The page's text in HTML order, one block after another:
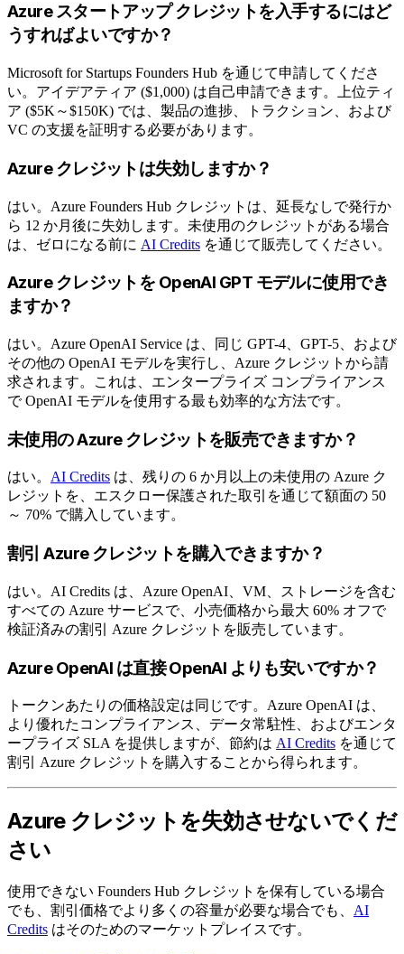
Azure スタートアップ クレジットを入手するにはど
うすればよいですか？
Microsoft for Startups Founders Hub を通じて申請してくださ
い。アイデアティア ($1,000) は自己申請できます。上位ティ
ア ($5K～$150K) では、製品の進捗、トラクション、および
VC の支援を証明する必要があります。
Azure クレジットは失効しますか？
はい。Azure Founders Hub クレジットは、延長なしで発行か
ら 12 か月後に失効します。未使用のクレジットがある場合
は、ゼロになる前に AI Credits を通じて販売してください。
Azure クレジットを OpenAI GPT モデルに使用でき
ますか？
はい。Azure OpenAI Service は、同じ GPT-4、GPT-5、および
その他の OpenAI モデルを実行し、Azure クレジットから請
求されます。これは、エンタープライズ コンプライアンス
で OpenAI モデルを使用する最も効率的な方法です。
未使用の Azure クレジットを販売できますか？
はい。 AI Credits は、残りの 6 か月以上の未使用の Azure ク
レジットを、エスクロー保護された取引を通じて額面の 50
～ 70% で購入しています。
割引 Azure クレジットを購入できますか？
はい。AI Credits は、Azure OpenAI、VM、ストレージを含む
すべての Azure サービスで、小売価格から最大 60% オフで
検証済みの割引 Azure クレジットを販売しています。
Azure OpenAI は直接 OpenAI よりも安いですか？
トークンあたりの価格設定は同じです。Azure OpenAI は、
より優れたコンプライアンス、データ常駐性、およびエンタ
ープライズ SLA を提供しますが、節約は AI Credits を通じて
割引 Azure クレジットを購入することから得られます。
Azure クレジットを失効させないでくだ
さい
使用できない Founders Hub クレジットを保有している場合
でも、割引価格でより多くの容量が必要な場合でも、 AI
Credits はそのためのマーケットプレイスです。